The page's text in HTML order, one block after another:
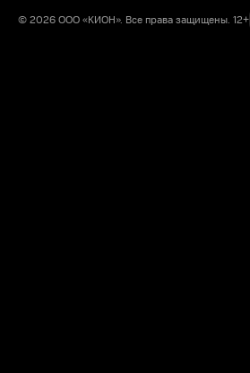
© 2026 ООО «КИОН». Все права защищены. 12+